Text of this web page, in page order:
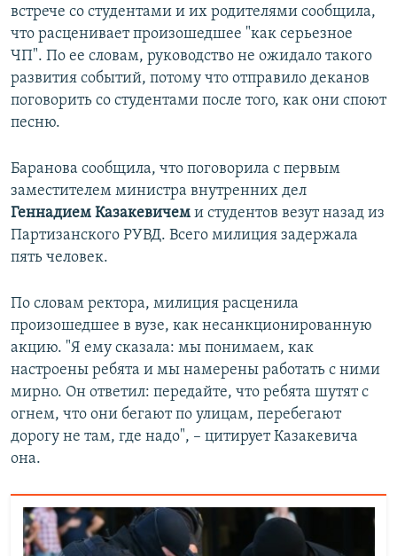
встрече со студентами и их родителями сообщила,
что расценивает произошедшее "как серьезное
ЧП". По ее словам, руководство не ожидало такого
развития событий, потому что отправило деканов
поговорить со студентами после того, как они споют
песню.
Баранова сообщила, что поговорила с первым
заместителем министра внутренних дел
Геннадием Казакевичем и студентов везут назад из
Партизанского РУВД. Всего милиция задержала
пять человек.
По словам ректора, милиция расценила
произошедшее в вузе, как несанкционированную
акцию. "Я ему сказала: мы понимаем, как
настроены ребята и мы намерены работать с ними
мирно. Он ответил: передайте, что ребята шутят с
огнем, что они бегают по улицам, перебегают
дорогу не там, где надо", – цитирует Казакевича
она.